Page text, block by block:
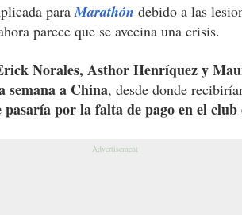
para Marathón debido a las
parece que se avecina una crisis.
Norales, Asthor Henríquez y
semana a China, desde donde
por la falta de pago en el club